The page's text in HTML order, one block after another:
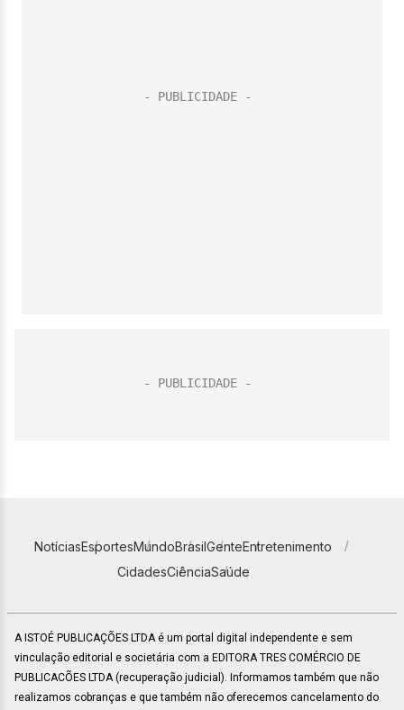
NotíciasEsportesMundoBrasilGenteEntretenimento
CidadesCiênciaSaúde
A ISTOÉ PUBLICAÇÕES LTDA é um portal digital independente e sem
vinculação editorial e societária com a EDITORA TRES COMÉRCIO DE
PUBLICACÕES LTDA (recuperação judicial). Informamos também que não
realizamos cobranças e que também não oferecemos cancelamento do